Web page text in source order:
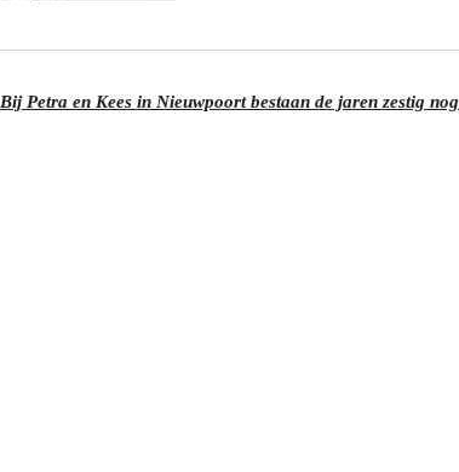
Bij Petra en Kees in Nieuwpoort bestaan de jaren zestig nog